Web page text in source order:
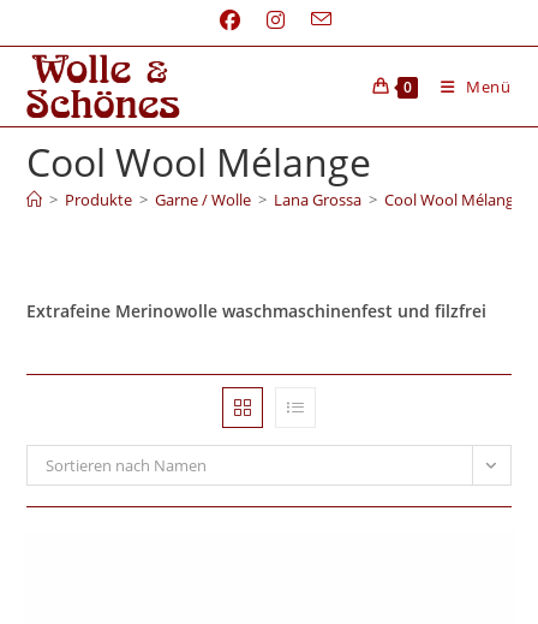
0 Menü
Cool Wool Mélange
> Produkte > Garne / Wolle > Lana Grossa > Cool Wool Mélange
Extrafeine Merinowolle waschmaschinenfest und filzfrei
Sortieren nach Namen